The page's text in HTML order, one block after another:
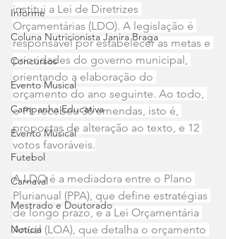
Informe
Coluna Nutricionista Janira Braga
Concursos
Evento Musical
Campanha Educativa
Evento Musical
Futebol
Carnaval
Mestrado e Doutorado
Notícia
institui a Lei de Diretrizes
Orçamentárias (LDO). A legislação é
responsável por estabelecer as metas e
prioridades do governo municipal,
orientando a elaboração do
orçamento do ano seguinte. Ao todo,
o PL recebeu 36 emendas, isto é,
propostas de alteração ao texto, e 12
votos favoráveis.
A LDO é a mediadora entre o Plano
Plurianual (PPA), que define estratégias
de longo prazo, e a Lei Orçamentária
Anual (LOA), que detalha o orçamento